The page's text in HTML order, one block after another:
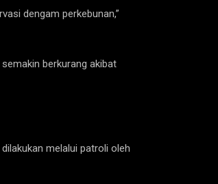
dengam perkebunan,”
berkurang akibat
melalui patroli oleh